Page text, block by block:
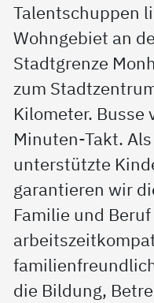
Talentschuppen
Wohngebiet an
Stadtgrenze
zum
Kilometer. Busse
Minuten-Takt.
unterstützte
garantieren wir
Familie und
die Bildung,